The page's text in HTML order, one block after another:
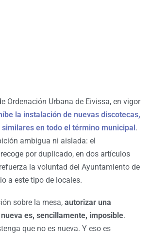
Ordenación Urbana de Eivissa, en vigor
la instalación de nuevas discotecas,
en todo el término municipal.
ambigua ni aislada: el
por duplicado, en dos artículos
la voluntad del Ayuntamiento de
a este tipo de locales.
sobre la mesa, autorizar una
es, sencillamente, imposible.
que no es nueva. Y eso es